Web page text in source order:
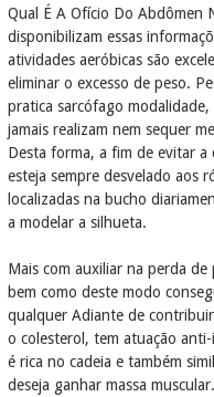
Qual É A Ofício Do Abdômen
disponibilizam essas
atividades aeróbicas são
eliminar o excesso de peso.
pratica sarcófago
jamais realizam nem sequer
Desta forma, a fim de evitar
esteja sempre desvelado aos
localizadas na bucho
a modelar a silhueta.
Mais com auxiliar na perda
bem como deste modo
qualquer Adiante de
o colesterol, tem atuação
é rica no cadeia e também
deseja ganhar massa